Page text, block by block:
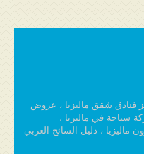
فنادق شقق ماليزيا ، عروض
سياحة في ماليزيا ،
ماليزيا ، دليل السائح العربي